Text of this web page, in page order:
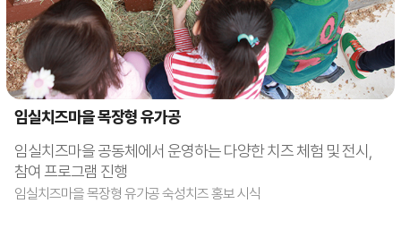
임실치즈마을 목장형 유가공
임실치즈마을 공동체에서 운영하는 다양한 치즈 체험 및 전시,
참여 프로그램 진행
임실치즈마을 목장형 유가공 숙성치즈 홍보 시식